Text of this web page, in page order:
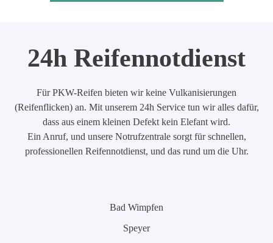
24h Reifennotdienst
Für PKW-Reifen bieten wir keine Vulkanisierungen
(Reifenflicken) an. Mit unserem 24h Service tun wir alles dafür,
dass aus einem kleinen Defekt kein Elefant wird.
Ein Anruf, und unsere Notrufzentrale sorgt für schnellen,
professionellen Reifennotdienst, und das rund um die Uhr.
Bad Wimpfen
Speyer